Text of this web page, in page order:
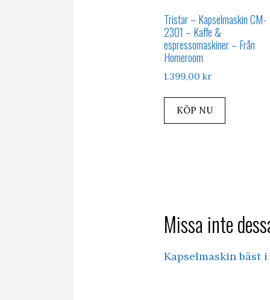
Tristar – Kapselmaskin CM-
2301 – Kaffe &
espressomaskiner – Från
Homeroom
1.399,00 kr
KÖP NU
Missa inte
Kapselmaskin bäst